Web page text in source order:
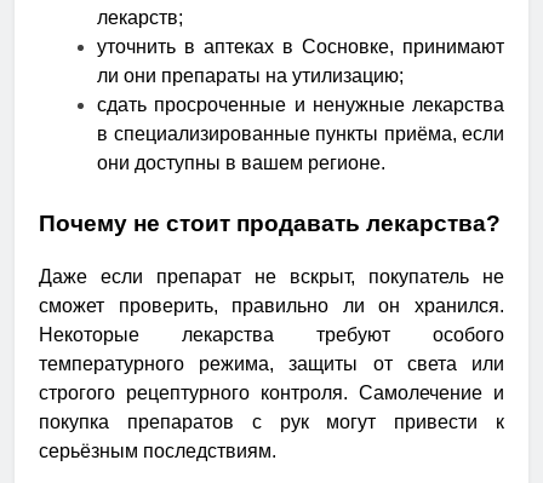
лекарств;
уточнить в аптеках в Сосновке, принимают
ли они препараты на утилизацию;
сдать просроченные и ненужные лекарства
в специализированные пункты приёма, если
они доступны в вашем регионе.
Почему не стоит продавать лекарства?
Даже если препарат не вскрыт, покупатель не
сможет проверить, правильно ли он хранился.
Некоторые лекарства требуют особого
температурного режима, защиты от света или
строгого рецептурного контроля. Самолечение и
покупка препаратов с рук могут привести к
серьёзным последствиям.